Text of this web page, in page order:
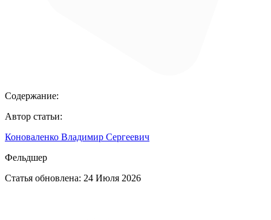
Содержание:
Автор статьи:
Коноваленко Владимир Сергеевич
Фельдшер
Статья обновлена: 24 Июля 2026